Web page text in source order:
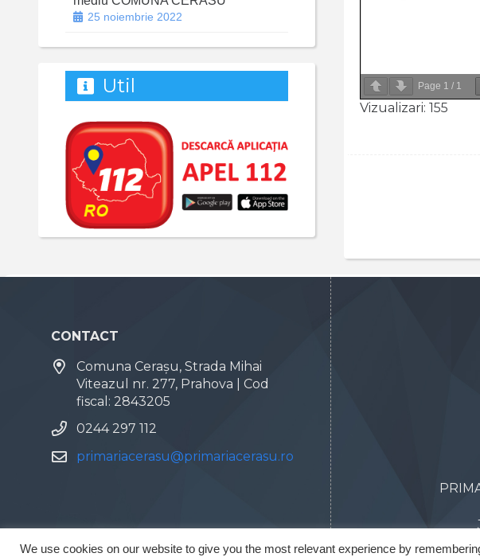
Page 1 / 1
Vizualizari: 155
25 noiembrie 2022
Util
CONTACT
Comuna Cerașu, Strada Mihai
Viteazul nr. 277, Prahova | Cod
fiscal: 2843205
0244 297 112
primariacerasu@primariacerasu.ro
We use cookies on our website to give you the most relevant experience by